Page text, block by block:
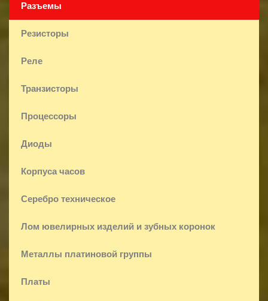
Разъемы
Резисторы
Реле
Транзисторы
Процессоры
Диоды
Корпуса часов
Серебро техническое
Лом ювелирных изделий и зубных коронок
Металлы платиновой группы
Платы